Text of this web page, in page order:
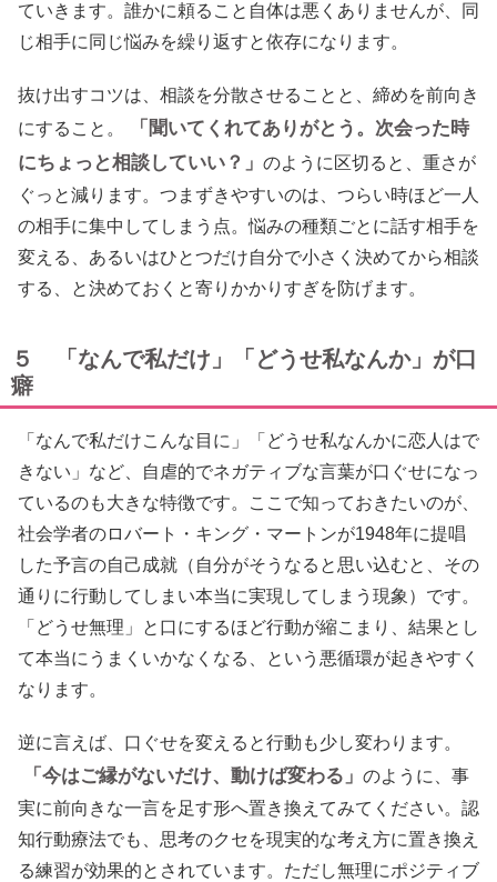
ていきます。誰かに頼ること自体は悪くありませんが、同
じ相手に同じ悩みを繰り返すと依存になります。
抜け出すコツは、相談を分散させることと、締めを前向き
にすること。
「聞いてくれてありがとう。次会った時
にちょっと相談していい？」 のように区切ると、重さが
ぐっと減ります。つまずきやすいのは、つらい時ほど一人
の相手に集中してしまう点。悩みの種類ごとに話す相手を
変える、あるいはひとつだけ自分で小さく決めてから相談
する、と決めておくと寄りかかりすぎを防げます。
５ 「なんで私だけ」「どうせ私なんか」が口
癖
「なんで私だけこんな目に」「どうせ私なんかに恋人はで
きない」など、自虐的でネガティブな言葉が口ぐせになっ
ているのも大きな特徴です。ここで知っておきたいのが、
社会学者のロバート・キング・マートンが1948年に提唱
した予言の自己成就（自分がそうなると思い込むと、その
通りに行動してしまい本当に実現してしまう現象）です。
「どうせ無理」と口にするほど行動が縮こまり、結果とし
て本当にうまくいかなくなる、という悪循環が起きやすく
なります。
逆に言えば、口ぐせを変えると行動も少し変わります。
「今はご縁がないだけ、動けば変わる」のように、事
実に前向きな一言を足す形へ置き換えてみてください。認
知行動療法でも、思考のクセを現実的な考え方に置き換え
る練習が効果的とされています。ただし無理にポジティブ